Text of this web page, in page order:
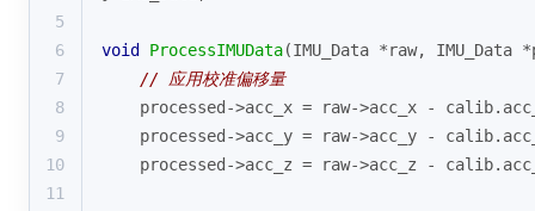
5
6
void ProcessIMUData(IMU_Data *raw, IMU_Data
7
// 应用校准偏移量
8
processed->acc_x = raw->acc_x -
9
processed->acc_y = raw->acc_y -
10
processed->acc_z = raw->acc_z -
11